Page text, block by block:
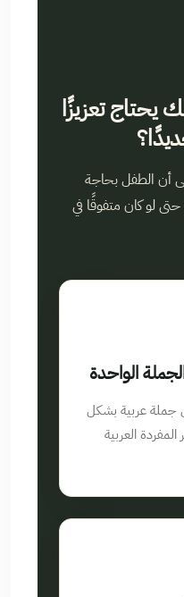
يحتاج تعزيزًا
أن الطفل بحاجة
لو كان متفوقًا في
الواحدة
جملة عربية بشكل
العربية